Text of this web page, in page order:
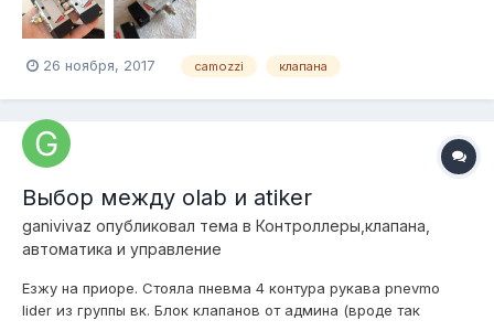
есть.
26 ноября, 2017 camozzi клапана
Выбор между olab и atiker
ganivivaz опубликовал тема в Контроллеры,клапана,
автоматика и управление
Езжу на приоре. Стояла пневма 4 контура рукава pnevmo
lider из группы вк. Блок клапанов от админа (вроде так